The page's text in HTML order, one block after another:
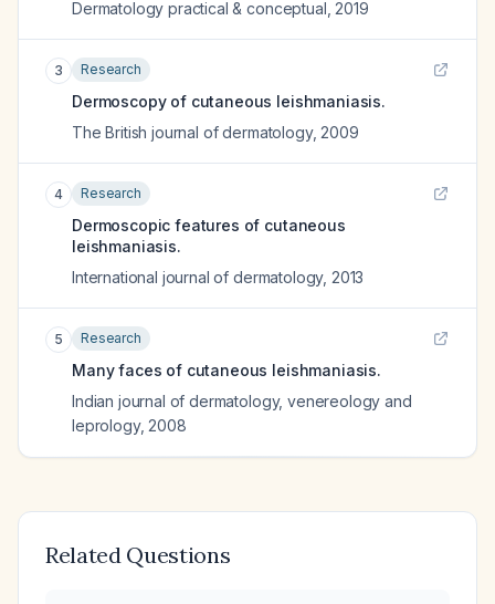
Dermatology practical & conceptual 2019
3 Research
Dermoscopy of cutaneous leishmaniasis.
The British journal of dermatology, 2009
4 Research
Dermoscopic features of cutaneous
leishmaniasis.
International journal of dermatology, 2013
5 Research
Many faces of cutaneous leishmaniasis.
Indian journal of dermatology, venereology and
leprology, 2008
Related Questions